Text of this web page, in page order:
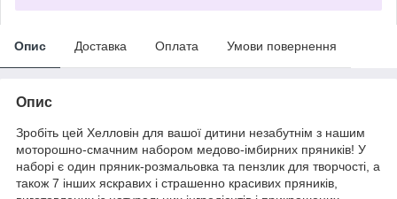
Опис Доставка Оплата Умови повернення
Опис
Зробіть цей Хелловін для вашої дитини незабутнім з нашим
моторошно-смачним набором медово-імбирних пряників! У
наборі є один пряник-розмальовка та пензлик для творчості, а
також 7 інших яскравих і страшенно красивих пряників,